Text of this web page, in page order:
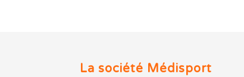
La société Médisport